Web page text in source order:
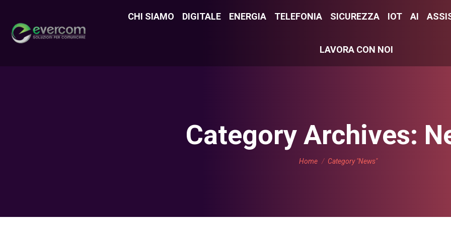
CHI SIAMO DIGITALE ENERGIA TELEFONIA SICUREZZA IOT AI
LAVORA CON NOI
Category Archives:
You are here:
Home Category "News"
CHI SIAMO DIGITALE ENERGIA TELEFONIA SICUREZZA IOT AI
LAVORA CON NOI